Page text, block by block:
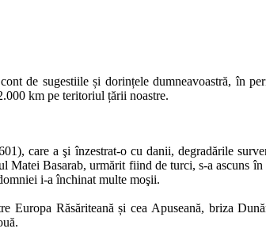
de sugestiile și dorințele dumneavoastră, în
km pe teritoriul țării noastre.
care a şi înzestrat-o cu danii, degradările
Basarab, urmărit fiind de turci, s-a ascuns
i-a închinat multe moşii.
Europa Răsăriteană și cea Apuseană, briza